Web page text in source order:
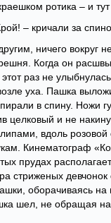
ротика – и
– кричали за
ничего вокруг
Когда он
раз не
уха. Пашка
в спину. Ножи
и не
вдоль
Кинематограф
прудах
стриженых
оборачиваясь на
шел, не обращая